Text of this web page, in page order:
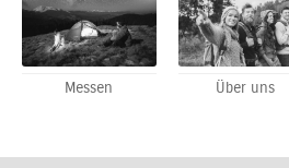
Messen Über uns